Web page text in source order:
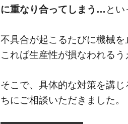
に重なり合ってしまう… と
不具合が起こるたびに機械
これば生産性が損なわれる
そこで、具体的な対策を講
ちにご相談いただきました。